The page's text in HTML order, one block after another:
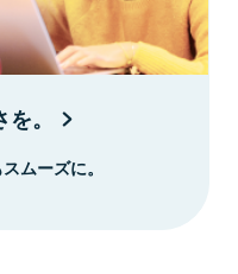
。
ムーズに。